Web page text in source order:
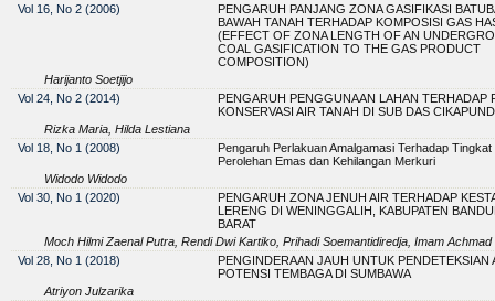
Vol 16, No 2 (2006)
PENGARUH PANJANG ZONA GASIFIKASI
BAWAH TANAH TERHADAP KOMPOSISI GAS
(EFFECT OF ZONA LENGTH OF AN
COAL GASIFICATION TO THE GAS PRODUCT
COMPOSITION)
Harijanto Soetjijo
Vol 24, No 2 (2014)
PENGARUH PENGGUNAAN LAHAN TERHADAP
KONSERVASI AIR TANAH DI SUB DAS
Rizka Maria, Hilda Lestiana
Vol 18, No 1 (2008)
Pengaruh Perlakuan Amalgamasi Terhadap Tingkat
Perolehan Emas dan Kehilangan Merkuri
Widodo Widodo
Vol 30, No 1 (2020)
PENGARUH ZONA JENUH AIR TERHADAP
LERENG DI WENINGGALIH, KABUPATEN
BARAT
Moch Hilmi Zaenal Putra, Rendi Dwi Kartiko, Prihadi Soemantidiredja, Imam
Vol 28, No 1 (2018)
PENGINDERAAN JAUH UNTUK PENDETEKSIAN
POTENSI TEMBAGA DI SUMBAWA
Atriyon Julzarika